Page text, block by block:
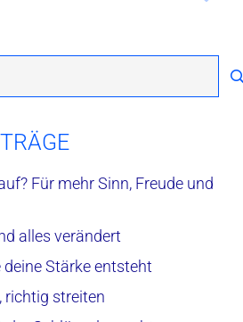
Für mehr Sinn, Freude und
alles verändert
Stärke entsteht
richtig streiten